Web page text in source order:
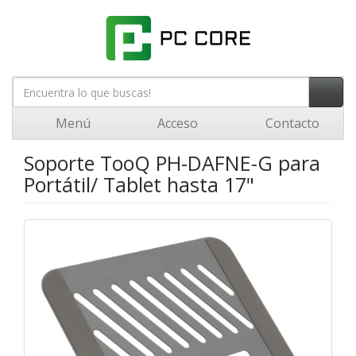
Menú Acceso Contacto
Soporte TooQ PH-DAFNE-G para
Portátil/ Tablet hasta 17"